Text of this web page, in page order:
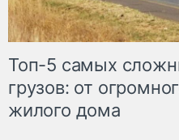
Топ-5 самых
грузов: от
жилого дома